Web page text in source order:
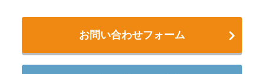
お問い合わせフォーム